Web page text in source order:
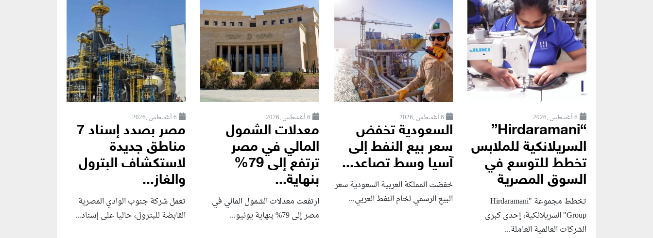
6 أغسطس ,2026
“Hirdaramani”
السريلانكية للملابس
تخطط للتوسع في
السوق المصرية
تخطط مجموعة "Hirdaramani
Group" السريلانكية، إحدى كبرى
الشركات العالمية العاملة...
6 أغسطس ,2026
السعودية تخفض
سعر بيع النفط إلى
آسيا وسط تصاعد...
خفضت المملكة العربية السعودية سعر
البيع الرسمي لخام النفط العربي...
6 أغسطس ,2026
معدلات الشمول
المالي في مصر
ترتفع إلى 79%
بنهاية...
ارتفعت معدلات الشمول المالي في
مصر إلى 79% بنهاية يونيو...
6 أغسطس ,2026
مصر بصدد إسناد 7
مناطق جديدة
لاستكشاف البترول
والغاز...
تعمل شركة جنوب الوادي المصرية
القابضة للبترول، حاليا على إسناد...